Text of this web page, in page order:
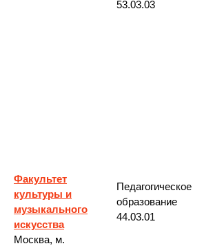
Факультет
культуры и
музыкального
искусства
Москва, м.
53.03.03
Педагогическое
образование
44.03.01